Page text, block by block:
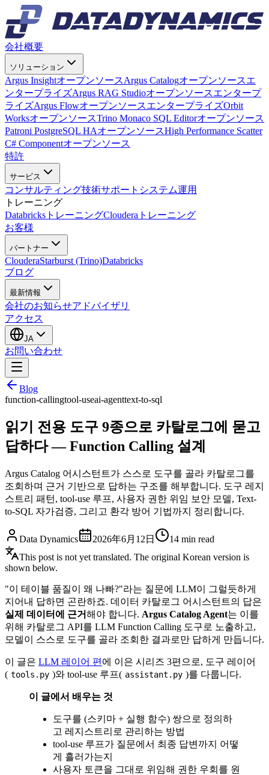
会社概要
ソリューション
Argus InsightオープンソースArgus Catalogオープンソースエ
ンタープライズArgus RAG Studioオープンソースエンタープ
ライズArgus FlowオープンソースエンタープライズOrbit
WorksオープンソースTrino Monaco SQL Editorオープンソース
Patroni PostgreSQL HAオープンソースHigh Performance Scatter
C# Componentオープンソース
特許
サービス
コンサルティング技術サポート システム運用
トレーニング
DatabricksトレーニングClouderaトレーニング
お客様
パートナー
ClouderaStarburst (Trino)Databricks
ブログ
最新情報
会社のお知らせアドバイザリ
アクセス
JA
お問い合わせ
Blog
function-callingtool-useai-agenttext-to-sql
읽기 전용 도구 9종으로 카탈로그에 묻고
답하다 — Function Calling 설계
Argus Catalog 어시스턴트가 스스로 도구를 골라 카탈로그를
조회하며 근거 기반으로 답하는 구조를 해부합니다. 도구 레지
스트리 패턴, tool-use 루프, 사용자 권한 위임 보안 모델, Text-
to-SQL 자가검증, 그리고 환각 방어 기법까지 정리합니다.
Data Dynamics 2026年6月12日 14 min read
This post is not yet translated. The original Korean version is
shown below.
"이 테이블 품질이 왜 나빠?"라는 질문에 LLM이 그럴듯하게
지어내 답하면 곤란하죠. 데이터 카탈로그 어시스턴트의 답은
실제 데이터에 근거해야 합니다. Argus Catalog Agent는 이를
위해 카탈로그 API를 LLM Function Calling 도구로 노출하고,
모델이 스스로 도구를 골라 조회한 결과로만 답하게 만듭니다.
이 글은 LLM 레이어 편 에 이은 시리즈 3편으로, 도구 레이어
( tools.py )와 tool-use 루프( assistant.py )를 다룹니다.
이 글에서 배우는 것
도구를 (스키마 + 실행 함수) 쌍으로 정의하
고 레지스트리로 관리하는 방법
tool-use 루프가 질문에서 최종 답변까지 어떻
게 흘러가는지
사용자 토큰을 그대로 위임해 권한 우회를 원